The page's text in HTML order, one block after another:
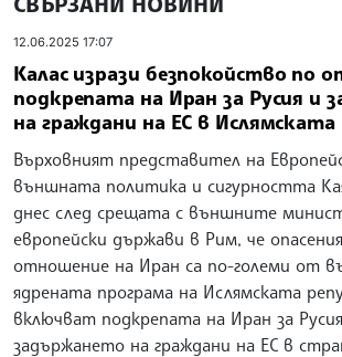
12.06.2025 17:07
Калас изрази безпокойство по
подкрепата на Иран за Русия и
на граждани на ЕС в Ислямската
Върховният представител на
външната политика и сигурността
днес след срещата с външните
европейски държави в Рим, че
отношение на Иран са по-големи от
ядрената програма на Ислямската
включват подкрепата на Иран за
задържането на граждани на ЕС в